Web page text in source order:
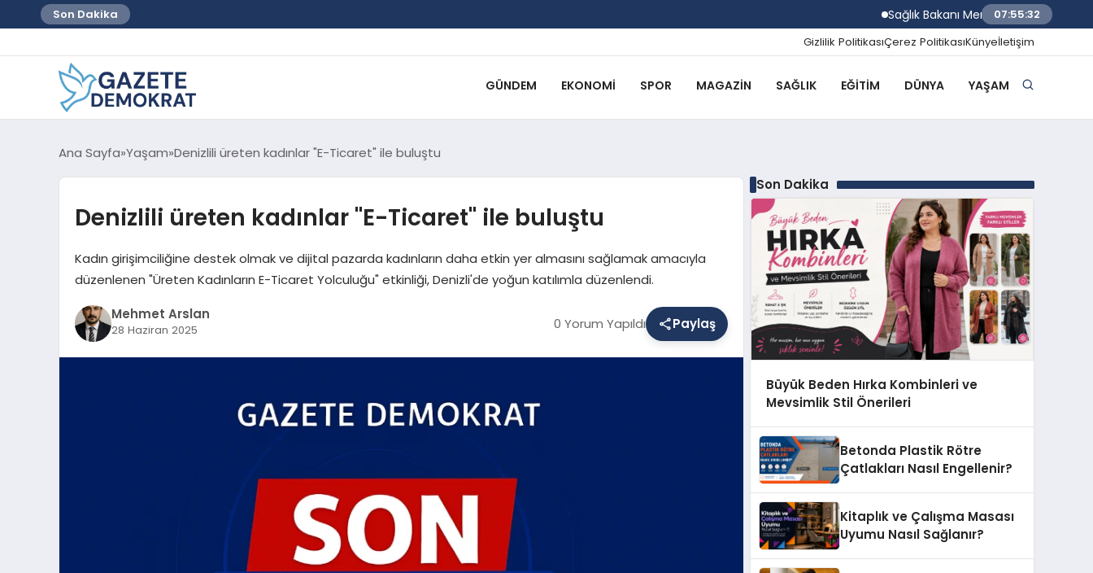
Son Dakika Sağlık Bakanı Memişoğlu Rize Şehir
07:55:33
Gizlilik PolitikasıÇerez PolitikasıKünyeİletişim
GÜNDEM EKONOMI SPOR MAGAZIN SAĞLIK EĞITIM DÜNYA YAŞAM
Ana Sayfa Yaşam Denizlili üreten kadınlar "E-Ticaret" ile buluştu
Denizlili üreten kadınlar "E-Ticaret" ile buluştu
Kadın girişimciliğine destek olmak ve dijital pazarda kadınların daha etkin yer almasını sağlamak amacıyla
düzenlenen "Üreten Kadınların E-Ticaret Yolculuğu" etkinliği, Denizli'de yoğun katılımla düzenlendi.
Mehmet Arslan
28 Haziran 2025 0 Yorum Yapıldı Paylaş
Son Dakika
Büyük Beden Hırka Kombinleri ve
Mevsimlik Stil Önerileri
Betonda Plastik Rötre
Çatlakları Nasıl Engellenir?
Kitaplık ve Çalışma Masası
Uyumu Nasıl Sağlanır?